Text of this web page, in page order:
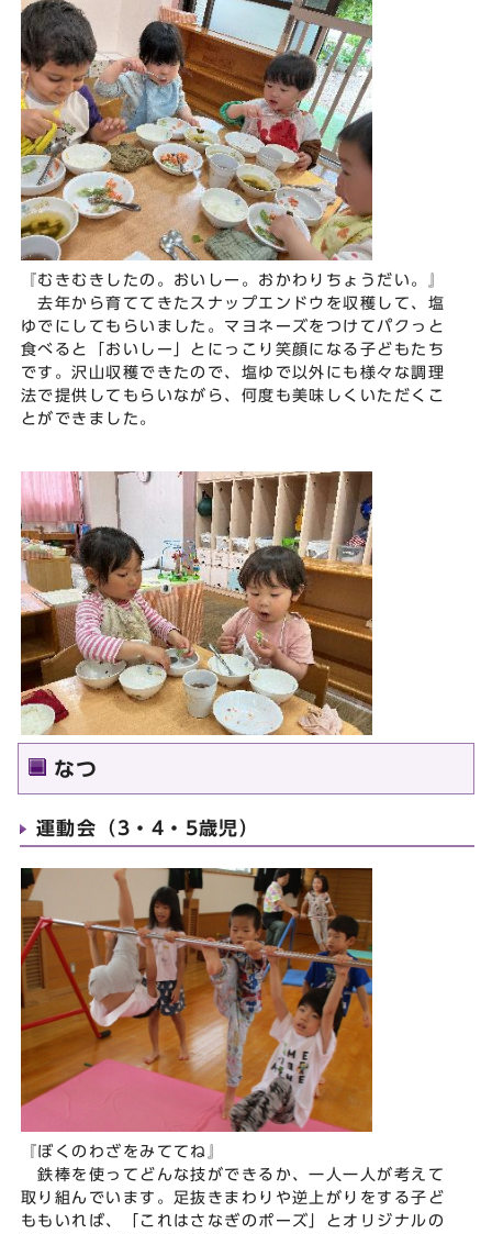
『むきむきしたの。おいしー。おかわりちょうだい。』
去年から育ててきたスナップエンドウを収穫して、塩
ゆでにしてもらいました。マヨネーズをつけてパクっと
食べると「おいしー」とにっこり笑顔になる子どもたち
です。沢山収穫できたので、塩ゆで以外にも様々な調理
法で提供してもらいながら、何度も美味しくいただくこ
とができました。
なつ
運動会（3・4・5歳児）
『ぼくのわざをみててね』
鉄棒を使ってどんな技ができるか、一人一人が考えて
取り組んでいます。足抜きまわりや逆上がりをする子ど
ももいれば、「これはさなぎのポーズ」とオリジナルの